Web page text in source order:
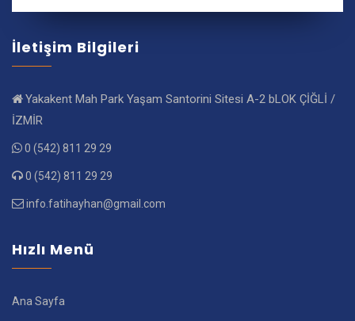
İletişim Bilgileri
Yakakent Mah Park Yaşam Santorini Sitesi A-2 bLOK ÇİĞLİ /
İZMİR
0 (542) 811 29 29
0 (542) 811 29 29
info.fatihayhan@gmail.com
Hızlı Menü
Ana Sayfa